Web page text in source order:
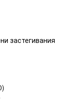
застегивания